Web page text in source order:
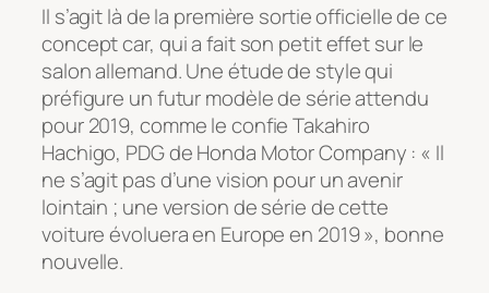
Il s’agit là de la première sortie officielle de ce
concept car, qui a fait son petit effet sur le
salon allemand. Une étude de style qui
préfigure un futur modèle de série attendu
pour 2019, comme le confie Takahiro
Hachigo, PDG de Honda Motor Company : « Il
ne s’agit pas d’une vision pour un avenir
lointain ; une version de série de cette
voiture évoluera en Europe en 2019 », bonne
nouvelle.